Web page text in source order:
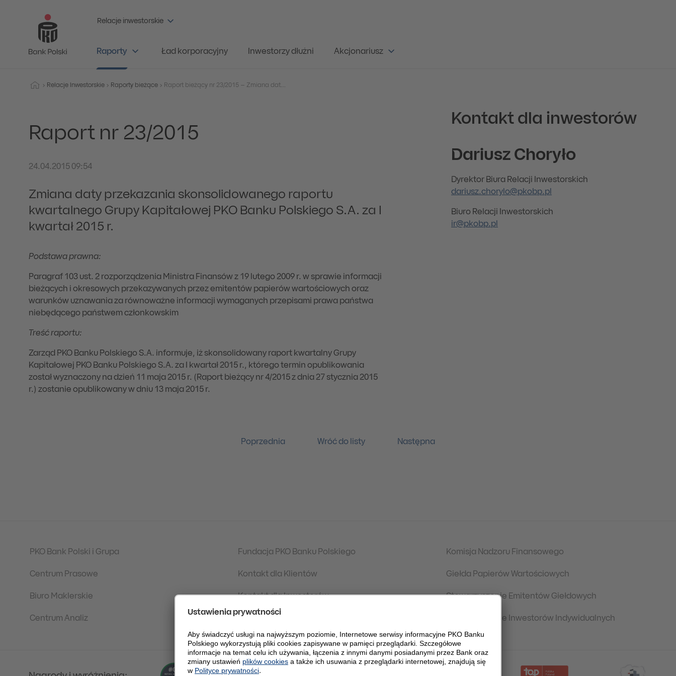
Relacje inwestorskie
Raporty Ład korporacyjny Inwestorzy dłużni Akcjonariusz
Relacje Inwestorskie Raporty bieżące
Raport nr 23/2015
24.04.2015 09:54
Zmiana daty przekazania skonsolidowanego raportu
kwartalnego Grupy Kapitałowej PKO Banku Polskiego S.A. za I
kwartał 2015 r.
Podstawa prawna:
Paragraf 103 ust. 2 rozporządzenia Ministra Finansów z 19 lutego 2009 r. w sprawie informacji
bieżących i okresowych przekazywanych przez emitentów papierów wartościowych oraz
warunków uznawania za równoważne informacji wymaganych przepisami prawa państwa
niebędącego państwem członkowskim
Treść raportu:
Zarząd PKO Banku Polskiego S.A. informuje, iż skonsolidowany raport kwartalny Grupy
Kapitałowej PKO Banku Polskiego S.A. za I kwartał 2015 r., którego termin opublikowania
został wyznaczony na dzień 11 maja 2015 r. (Raport bieżący nr 4/2015 z dnia 27 stycznia 2015
r.) zostanie opublikowany w dniu 13 maja 2015 r.
Kontakt dla inwestorów
Dariusz Choryło
Dyrektor Biura Relacji Inwestorskich
dariusz.chorylo@pkobp.pl
Biuro Relacji Inwestorskich
ir@pkobp.pl
Poprzednia Wróć do listy Następna
PKO Bank Polski i Grupa
Centrum Prasowe
Biuro Maklerskie
Centrum Analiz
Fundacja PKO Banku Polskiego
Kontakt dla Klientów
Kontakt dla Inwestorów
Komisja Nadzoru Finansowego
Giełda Papierów Wartościowych
Stowarzyszenie Emitentów Giełdowych
Stowarzyszenie Inwestorów Indywidualnych